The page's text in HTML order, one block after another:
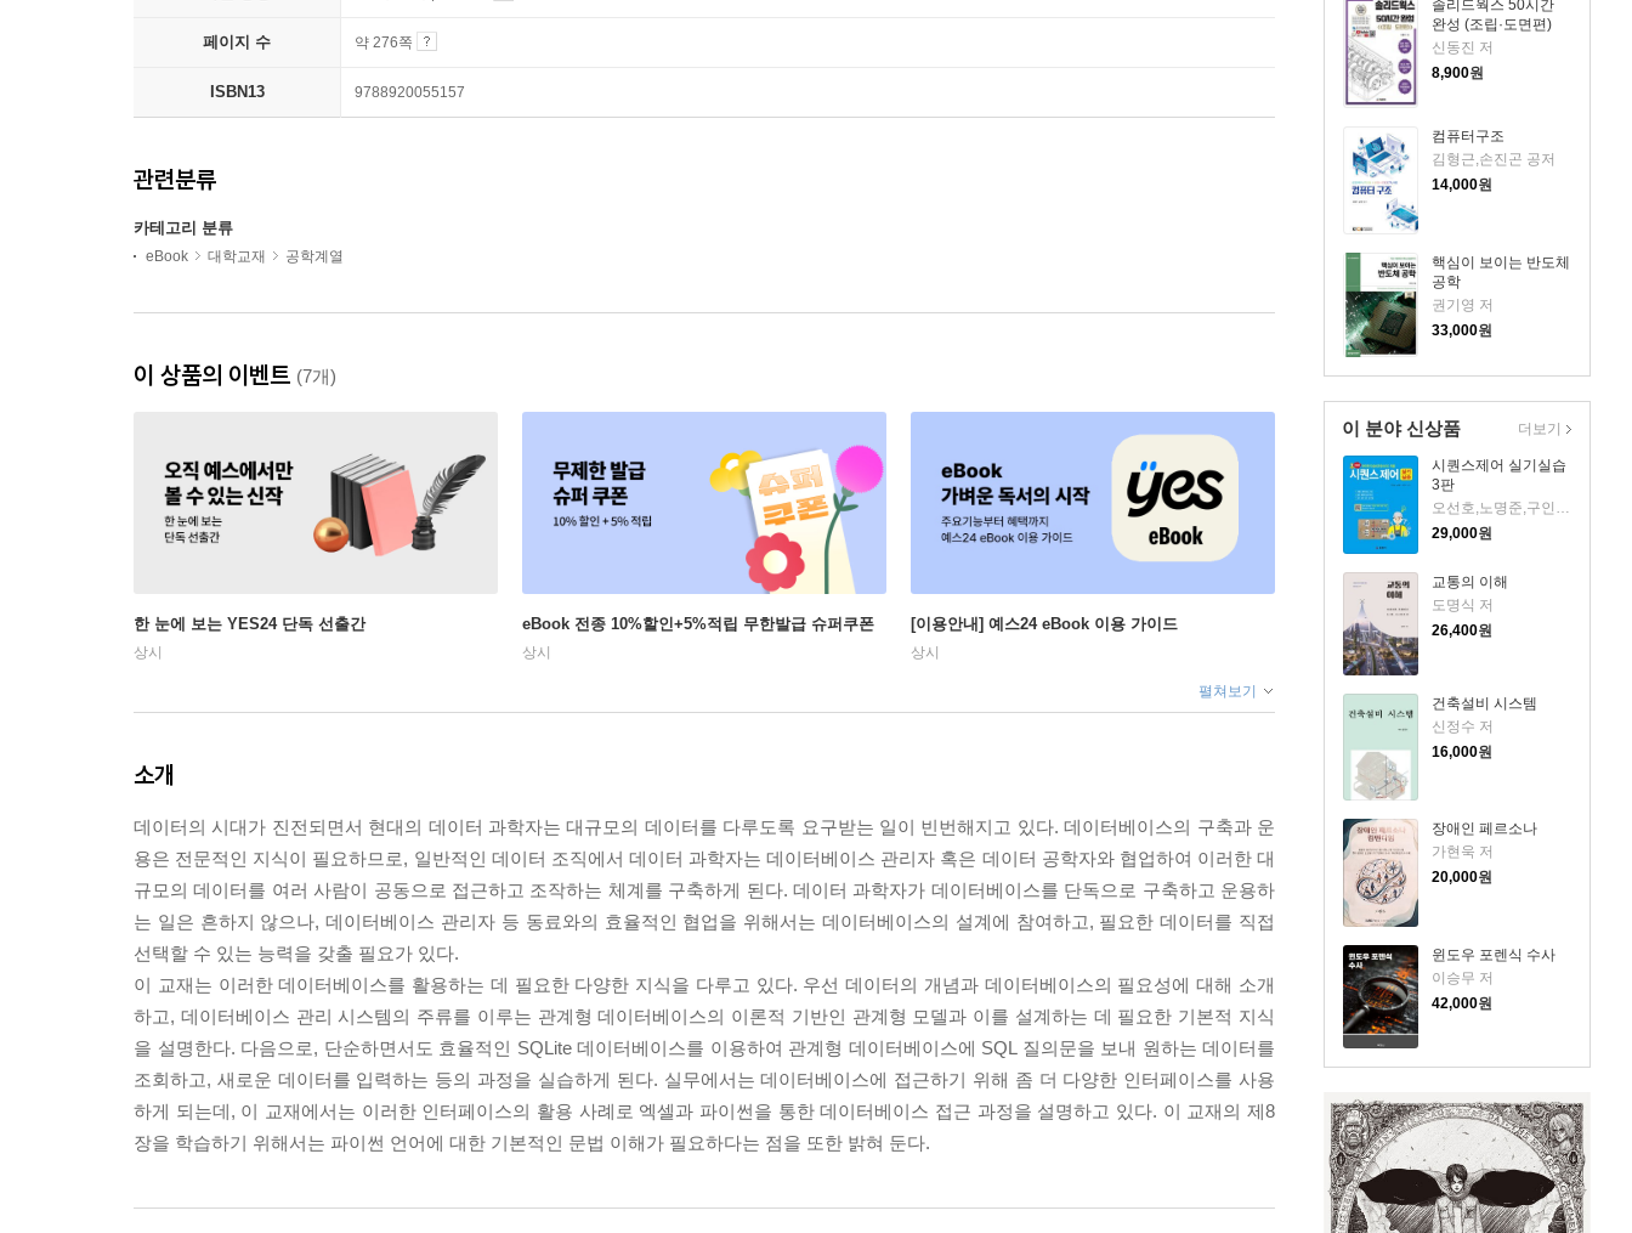
솔리드웍스 50시간
완성 (조립·도면편)
신동진 저
8,900원
컴퓨터구조
김형근,손진곤 공저
14,000원
핵심이 보이는 반도체
공학
권기영 저
33,000원
이 분야 신상품
시퀀스제어 실기실습
3판
오선호,노명준,구인석 저
29,000원
교통의 이해
도명식 저
26,400원
건축설비 시스템
신정수 저
16,000원
장애인 페르소나
가현욱 저
20,000원
윈도우 포렌식 수사
이승무 저
42,000원
더보기
페이지 수 약 276쪽
ISBN13 9788920055157
관련분류
카테고리 분류
eBook 대학교재 공학계열
이 상품의 이벤트 (7개)
한 눈에 보는 YES24 단독 선출간
상시
eBook 전종 10%할인+5%적립 무한발급 슈퍼쿠폰
상시
[이용안내] 예스24 eBook 이용 가이드
상시
펼쳐보기
소개
데이터의 시대가 진전되면서 현대의 데이터 과학자는 대규모의 데이터를 다루도록 요구받는 일이 빈번해지고 있다. 데이터베이스의 구축과 운
용은 전문적인 지식이 필요하므로, 일반적인 데이터 조직에서 데이터 과학자는 데이터베이스 관리자 혹은 데이터 공학자와 협업하여 이러한 대
규모의 데이터를 여러 사람이 공동으로 접근하고 조작하는 체계를 구축하게 된다. 데이터 과학자가 데이터베이스를 단독으로 구축하고 운용하
는 일은 흔하지 않으나, 데이터베이스 관리자 등 동료와의 효율적인 협업을 위해서는 데이터베이스의 설계에 참여하고, 필요한 데이터를 직접
선택할 수 있는 능력을 갖출 필요가 있다.
이 교재는 이러한 데이터베이스를 활용하는 데 필요한 다양한 지식을 다루고 있다. 우선 데이터의 개념과 데이터베이스의 필요성에 대해 소개
하고, 데이터베이스 관리 시스템의 주류를 이루는 관계형 데이터베이스의 이론적 기반인 관계형 모델과 이를 설계하는 데 필요한 기본적 지식
을 설명한다. 다음으로, 단순하면서도 효율적인 SQLite 데이터베이스를 이용하여 관계형 데이터베이스에 SQL 질의문을 보내 원하는 데이터를
조회하고, 새로운 데이터를 입력하는 등의 과정을 실습하게 된다. 실무에서는 데이터베이스에 접근하기 위해 좀 더 다양한 인터페이스를 사용
하게 되는데, 이 교재에서는 이러한 인터페이스의 활용 사례로 엑셀과 파이썬을 통한 데이터베이스 접근 과정을 설명하고 있다. 이 교재의 제8
장을 학습하기 위해서는 파이썬 언어에 대한 기본적인 문법 이해가 필요하다는 점을 또한 밝혀 둔다.